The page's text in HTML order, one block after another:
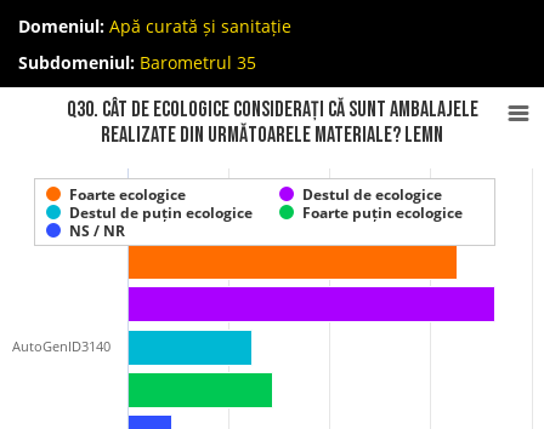
Domeniul: Apă curată și sanitație
Subdomeniul: Barometrul 35
Q30. Cât de ecologice considerați că sunt ambalajele
realizate din următoarele materiale? Lemn
Foarte ecologice
Destul de ecologice
Destul de puțin ecologice
Foarte puțin ecologice
NS / NR
AutoGenID3140